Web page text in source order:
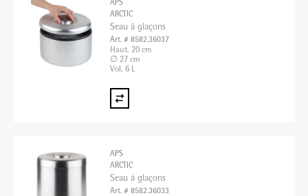
APS
ARCTIC
Seau à glaçons
Art. # 8582.36037
Haut. 20 cm
∅ 27 cm
Vol. 6 L
APS
ARCTIC
Seau à glaçons
Art. # 8582.36033